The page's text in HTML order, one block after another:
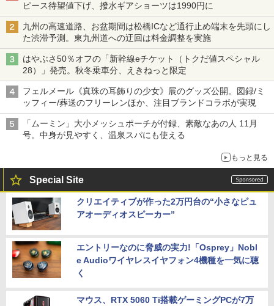
ピース待望値下げ、撥水ギアショーツは1990円に
九州の高速道路、お盆期間は松橋ICなど通行止め端末を先頭にし
た渋滞予測。東九州道への迂回は料金調整を実施
はやぶさ50％オフの「新幹線eチケット（トクだ値スペシャル
28）」発売。秋冬乗車分、えきねっと限定
フェルメール《真珠の耳飾りの少女》展のグッズ公開。図録/ミ
ッフィー/葬送のフリーレンほか、注目ブランドコラボが実現
「ムーミン」大小メッシュポーチが付録、素敵なあの人 11月
号。中身が見やすく、温泉スパにも使える
もっと見る
Special Site
クリエイティブが作った2万円台の“小さなピュ
アオーディオスピーカー”
エントリーなのに脅威の実力!「Osprey」Nobl
e Audioワイヤレスイヤフォン4機種を一気に聴
く
マウス、RTX 5060 Ti搭載ゲーミングPCが7万